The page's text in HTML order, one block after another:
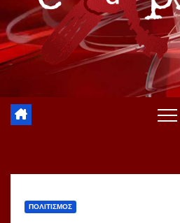
ΠΟΛΙΤΙΣΜΟΣ